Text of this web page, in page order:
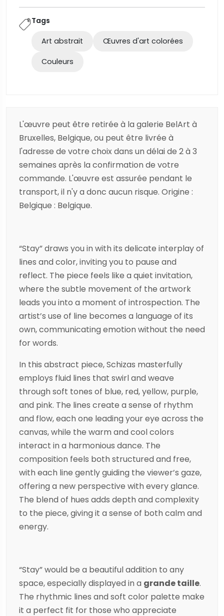
Tags
Art abstrait Œuvres d'art colorées
Couleurs
L'œuvre peut être retirée à la galerie BelArt à
Bruxelles, Belgique, ou peut être livrée à
l'adresse de votre choix dans un délai de 2 à 3
semaines après la confirmation de votre
commande. L'œuvre est assurée pendant le
transport, il n'y a donc aucun risque. Origine :
Belgique : Belgique.
“Stay” draws you in with its delicate interplay of
lines and color, inviting you to pause and
reflect. The piece feels like a quiet invitation,
where the subtle movement of the artwork
leads you into a moment of introspection. The
artist’s use of line becomes a language of its
own, communicating emotion without the need
for words.
In this abstract piece,Schizas masterfully
employs fluid lines that swirl and weave
through soft tones of blue, red, yellow, purple,
and pink. The lines create a sense of rhythm
and flow, each one leading your eye across the
canvas, while the warm and cool colors
interact in a harmonious dance. The
composition feels both structured and free,
with each line gently guiding the viewer’s gaze,
offering a new perspective with every glance.
The blend of hues adds depth and complexity
to the piece, giving it a sense of both calm and
energy.
“Stay” would be a beautiful addition to any
space, especially displayed in a grande taille.
The rhythmic lines and soft color palette make
it a perfect fit for those who appreciate